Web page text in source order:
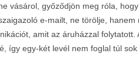
vásárol, győződjön meg róla,
e-mailt, ne törölje,
amit az áruházzal
így egy-két levél nem foglal túl sok